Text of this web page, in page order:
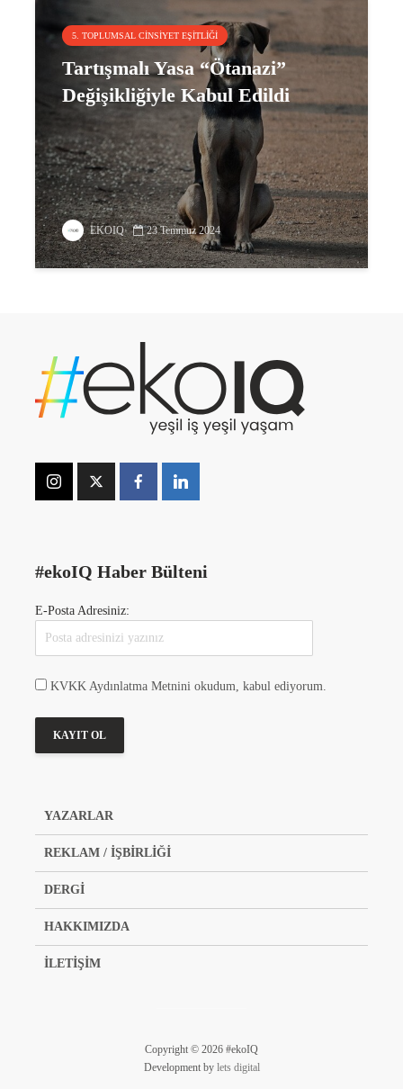
5. TOPLUMSAL CINSIYET EŞITLIĞI
Tartışmalı Yasa “Ötanazi”
Değişikliğiyle Kabul Edildi
EKOIQ 23 Temmuz 2024
#ekoIQ Haber Bülteni
E-Posta Adresiniz:
KVKK Aydınlatma Metnini okudum, kabul ediyorum.
YAZARLAR
REKLAM / İŞBİRLİĞİ
DERGİ
HAKKIMIZDA
İLETİŞİM
Copyright © 2026 #ekoIQ
Development by lets digital